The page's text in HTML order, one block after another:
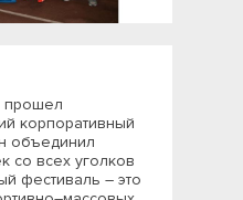
прошел
корпоративный
объединил
со всех уголков
фестиваль – это